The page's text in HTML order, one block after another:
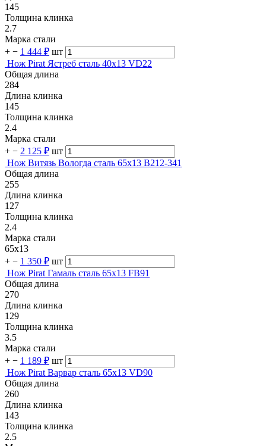
145
Толщина клинка
2.7
Марка стали
+ − 1 444 ₽ шт
Нож Pirat Ястреб сталь 40х13 VD22
Общая длина
284
Длина клинка
145
Толщина клинка
2.4
Марка стали
+ − 2 125 ₽ шт
Нож Витязь Вологда сталь 65x13 B212-341
Общая длина
255
Длина клинка
127
Толщина клинка
2.4
Марка стали
65х13
+ − 1 350 ₽ шт
Нож Pirat Гамаль сталь 65х13 FB91
Общая длина
270
Длина клинка
129
Толщина клинка
3.5
Марка стали
+ − 1 189 ₽ шт
Нож Pirat Варвар сталь 65х13 VD90
Общая длина
260
Длина клинка
143
Толщина клинка
2.5